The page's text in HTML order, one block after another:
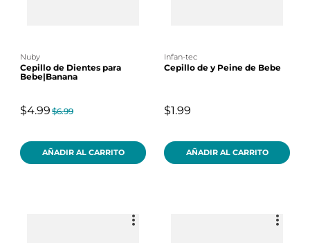
nuby
Cepillo de Dientes para
Bebe|Banana
$4.99 $6.99
AÑADIR AL CARRITO
infan-tec
Cepillo de y Peine de Bebe
$1.99
AÑADIR AL CARRITO